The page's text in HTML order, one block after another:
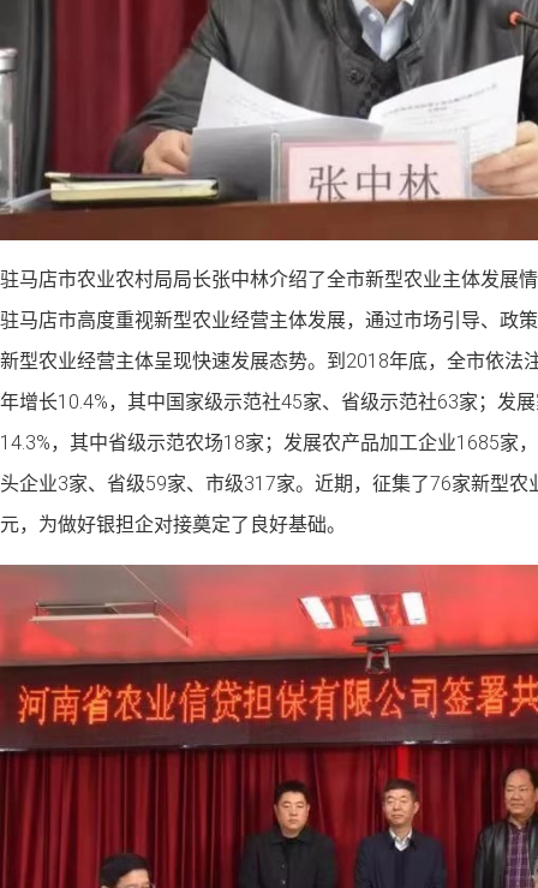
驻马店市农业农村局局长张中林介绍了全市新型农业主体发展
驻马店市高度重视新型农业经营主体发展，通过市场引导、政
新型农业经营主体呈现快速发展态势。到2018年底，全市依法
年增长10.4%，其中国家级示范社45家、省级示范社63家；发
14.3%，其中省级示范农场18家；发展农产品加工企业1685家
头企业3家、省级59家、市级317家。近期，征集了76家新型农
元，为做好银担企对接奠定了良好基础。